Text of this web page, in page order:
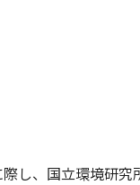
し、国立環境研